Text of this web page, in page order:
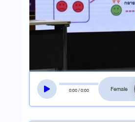
0:00/0:00